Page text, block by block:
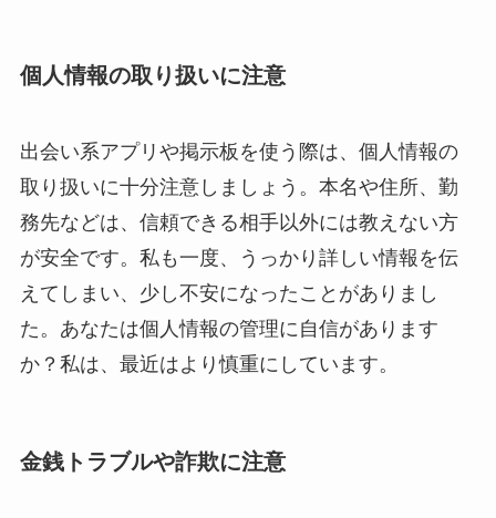
個人情報の取り扱いに注意
出会い系アプリや掲示板を使う際は、個人情報の
取り扱いに十分注意しましょう。本名や住所、勤
務先などは、信頼できる相手以外には教えない方
が安全です。私も一度、うっかり詳しい情報を伝
えてしまい、少し不安になったことがありまし
た。あなたは個人情報の管理に自信があります
か？私は、最近はより慎重にしています。
金銭トラブルや詐欺に注意